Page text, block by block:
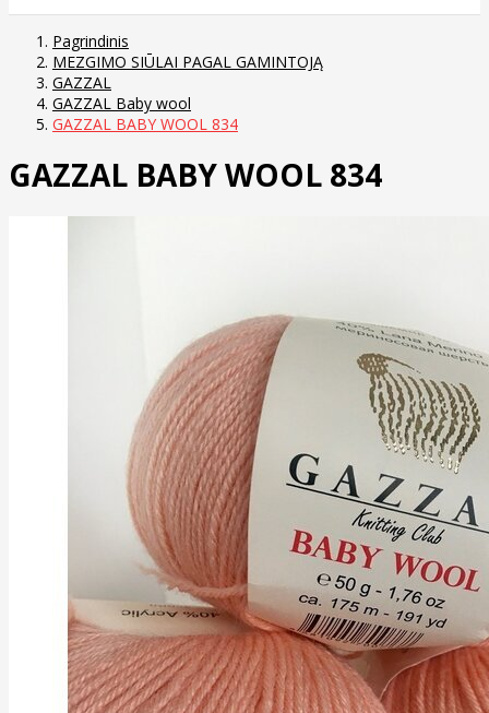
Pagrindinis
MEZGIMO SIŪLAI PAGAL GAMINTOJĄ
GAZZAL
GAZZAL Baby wool
GAZZAL BABY WOOL 834
GAZZAL BABY WOOL 834